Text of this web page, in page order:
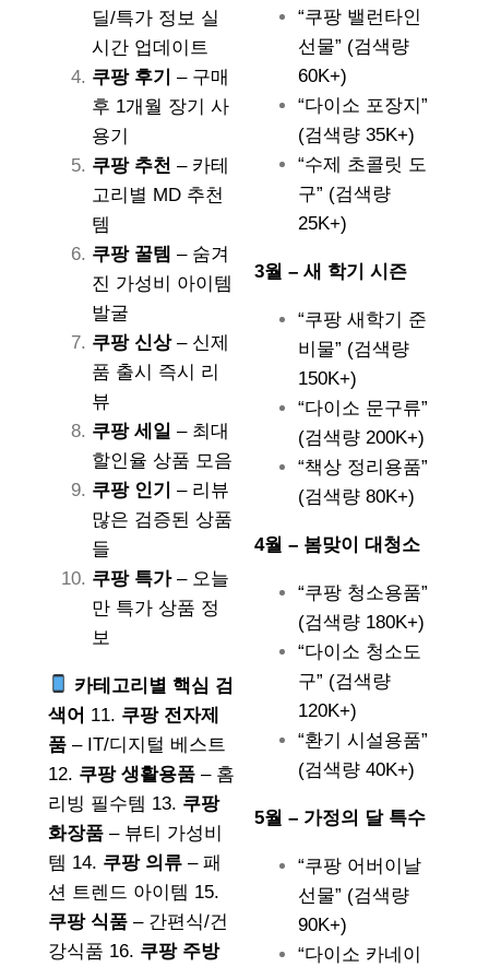
딜/특가 정보 실
시간 업데이트
쿠팡 후기
– 구매
후 1개월 장기 사
용기
쿠팡 추천 – 카테
고리별 MD 추천
템
쿠팡 꿀템 – 숨겨
진 가성비 아이템
발굴
쿠팡 신상– 신제
품 출시 즉시 리
뷰
쿠팡 세일 – 최대
할인율 상품 모음
쿠팡 인기
– 리뷰
많은 검증된 상품
들
쿠팡 특가– 오늘
만 특가 상품 정
보
카테고리별 핵심 검
색어 11. 쿠팡 전자제
품 – IT/디지털 베스트
12. 쿠팡 생활용품 – 홈
리빙 필수템 13. 쿠팡
화장품 – 뷰티 가성비
템 14. 쿠팡 의류 – 패
션 트렌드 아이템 15.
쿠팡 식품 – 간편식/건
강식품 16. 쿠팡 주방
“쿠팡 밸런타인
선물” (검색량
60K+)
“다이소 포장지”
(검색량 35K+)
“수제 초콜릿 도
구” (검색량
25K+)
3월 – 새 학기 시즌
“쿠팡 새학기 준
비물” (검색량
150K+)
“다이소 문구류”
(검색량 200K+)
“책상 정리용품”
(검색량 80K+)
4월 – 봄맞이 대청소
“쿠팡 청소용품”
(검색량 180K+)
“다이소 청소도
구” (검색량
120K+)
“환기 시설용품”
(검색량 40K+)
5월 – 가정의 달 특수
“쿠팡 어버이날
선물” (검색량
90K+)
“다이소 카네이